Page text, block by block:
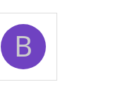
to help businesses
manage their
infrastructure.
B